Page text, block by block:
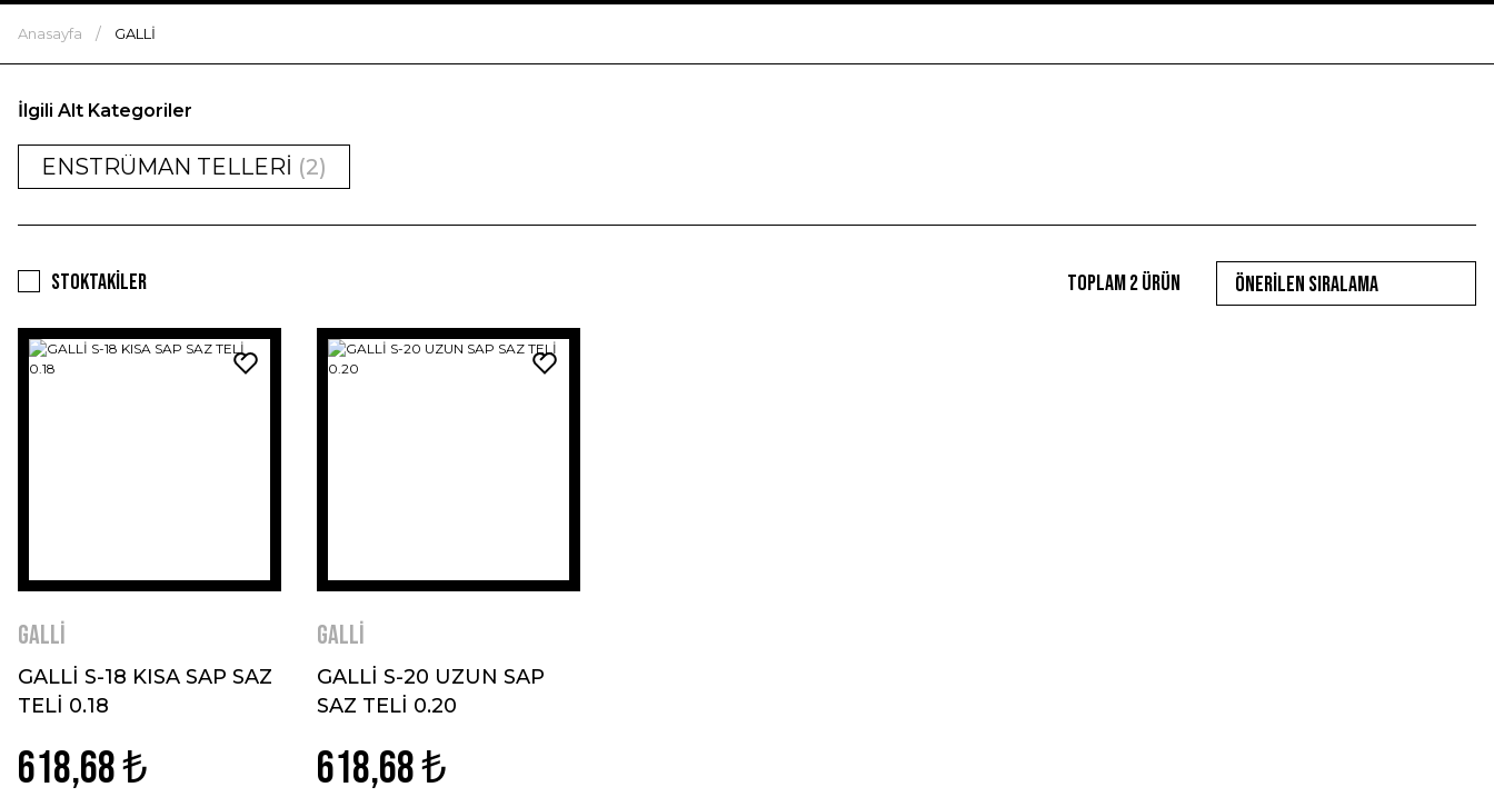
Anasayfa GALLİ
İlgili Alt Kategoriler
ENSTRÜMAN TELLERİ (2)
Stoktakiler Toplam 2 ürün
GALLİ
GALLİ S-18 KISA SAP SAZ
TELİ 0.18
618,68 ₺
GALLİ
GALLİ S-20 UZUN SAP
SAZ TELİ 0.20
618,68 ₺